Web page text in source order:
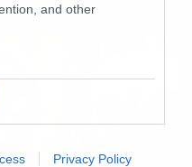
and other
Privacy Policy